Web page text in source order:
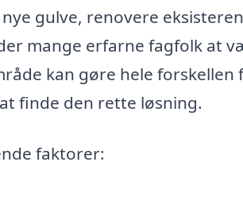
gulve, renovere
mange erfarne fagfolk at
kan gøre hele forskellen
finde den rette løsning.
faktorer: